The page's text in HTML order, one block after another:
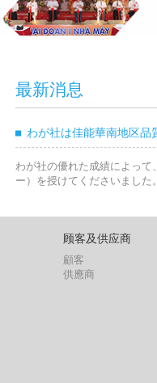
最新消息
わが社は佳能華南地区品
わが社の優れた成績によっ
ー）を授けてくださいました
顾客及供应商
顧客
供應商